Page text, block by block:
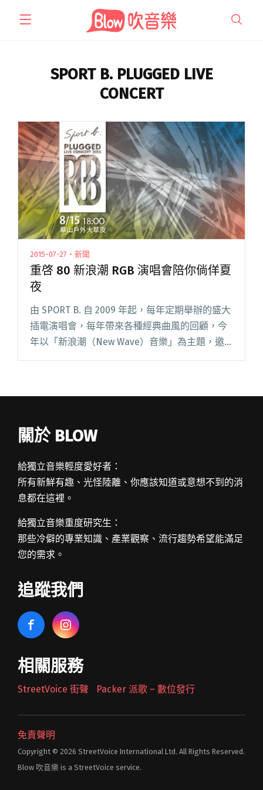
SPORT B. PLUGGED LIVE
CONCERT
2015-07-27・新聞
重啓 80 新浪潮 RGB 演唱會陪你倘佯夏
夜
由 SPORT B. 自 2009 年起，每年定期舉辦的盛大
插電演唱會，每年帶來各種經典曲風的回顧，今
年以「新浪潮（New Wave）音樂」為主題，邀
請 TRASH、馬克白、HUSH、徐佳瑩與楊乃文，
關於 BLOW
給獨立音樂輕度愛好者：
所有新鮮有趣、光怪陸離、你應該知道或意想不到的消
息都在這裡。
給獨立音樂重度研究生：
那些冷僻的專業知識、產業觀察、流行趨勢希望能滿足
您的需求。
追蹤我們
相關服務
StreetVoice 街聲 Packer 派歌 – 數位發行
免責聲明
Copyright © 2026 StreetVoice International Ltd. All Rights Reserved.
Blow 吹音樂 is a StreetVoice service.